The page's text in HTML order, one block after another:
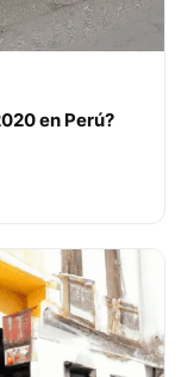
en Perú?